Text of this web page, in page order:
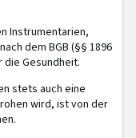
Instrumentarien,
dem BGB (§§ 1896
Gesundheit.
stets auch eine
wird, ist von der